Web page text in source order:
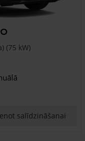
(75 kW)
salīdzināšanai